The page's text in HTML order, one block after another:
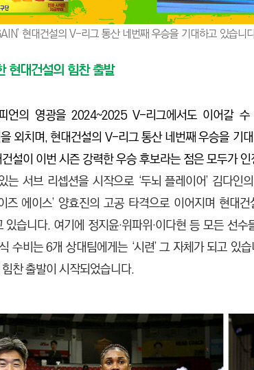
현대건설의 V-리그 통산 네번째 우승을 기대하고 있습니
현대건설의 힘찬 출발
언의 영광을 2024~2025 V-리그에서도 이어갈
외치며, 현대건설의 V-리그 통산 네번째 우승을 기
설이 이번 시즌 강력한 우승 후보라는 점은 모두가
서브 리셉션을 시작으로 ‘두뇌 플레이어’ 김다인
즈 에이스’ 양효진의 고공 타격으로 이어지며 현대
습니다. 여기에 정지윤·위파위·이다현 등 모든 선
수비는 6개 상대팀에게는 ‘시련’ 그 자체가 되고 있
찬 출발이 시작되었습니다.